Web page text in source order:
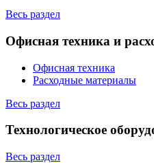
Весь раздел
Офисная техника и
Офисная техника
Расходные материалы
Весь раздел
Технологическое
Весь раздел